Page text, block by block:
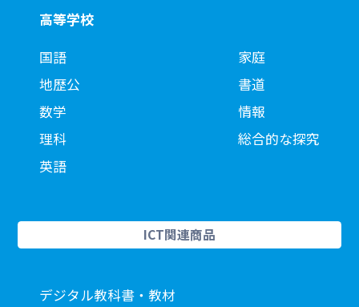
高等学校
国語
地歴公
数学
理科
英語
家庭
書道
情報
総合的な探究
ICT関連商品
デジタル教科書・教材